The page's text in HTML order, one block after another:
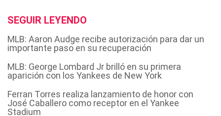
SEGUIR LEYENDO
MLB: Aaron Audge recibe autorización para dar un
importante paso en su recuperación
MLB: George Lombard Jr brilló en su primera
aparición con los Yankees de New York
Ferran Torres realiza lanzamiento de honor con
José Caballero como receptor en el Yankee
Stadium